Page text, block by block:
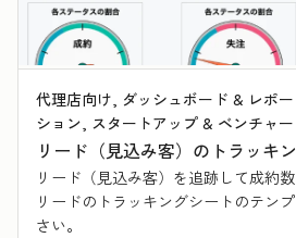
代理店向け, ダッシュボード & レポ
ション, スタートアップ & ベンチャー
リード（見込み客）のトラッキ
リード（見込み客）を追跡して成約
リードのトラッキングシートのテン
さい。